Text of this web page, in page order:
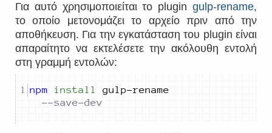
Για αυτό χρησιμοποιείται το plugin gulp-rename,
το οποίο μετονομάζει το αρχείο πριν από την
αποθήκευση. Για την εγκατάσταση του plugin είναι
απαραίτητο να εκτελέσετε την ακόλουθη εντολή
στη γραμμή εντολών:
npm install
gulp-rename
--save-dev